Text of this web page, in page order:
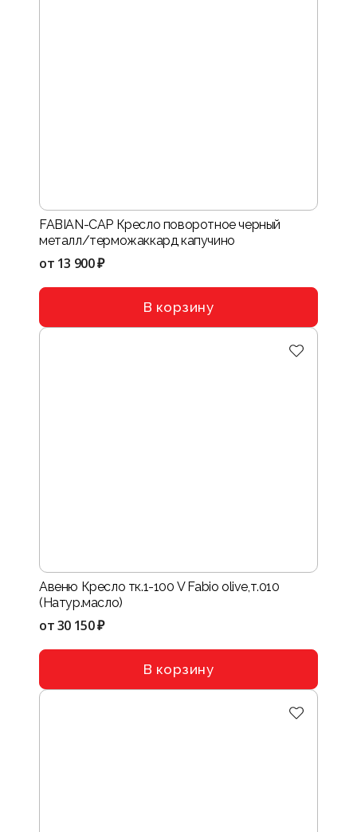
FABIAN-CAP Кресло поворотное черный
металл/терможаккард капучино
от 13 900 ₽
В корзину
Авеню Кресло тк.1-100 V Fabio olive,т.010
(Натур.масло)
от30 150 ₽
В корзину